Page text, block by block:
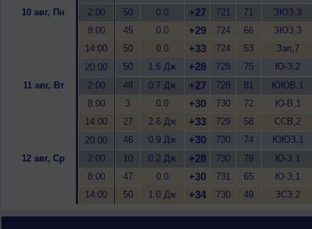
10 авг, Пн
2:00 50 0.0 +27 721 71
ЗЮЗ,3
8:00
45 0.0 +29 724 66
ЗЮЗ,3
14:00
50 0.0 +33 724 53
Зап,7
20:00
50 1.6 Дж +28 728 75
Ю-З,2
11 авг, Вт
2:00 48 0.7 Дж +27 728 81
ЮЮВ,1
8:00
3 0.0 +30 730 72
Ю-В,1
14:00
27 2.6 Дж +33 729 58
ССВ,2
20:00
46 0.9 Дж +30 730 74
ЮЮЗ,1
12 авг, Ср
2:00 10 0.2 Дж +28 730 79
Ю-З,1
8:00
47 0.0 +30 731 65
Ю-З,1
14:00
50 1.0 Дж +34 730 49 ЗСЗ,2